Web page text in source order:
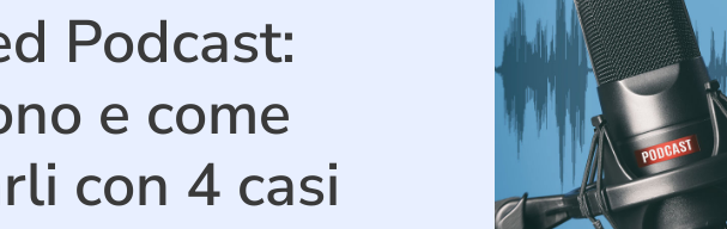
Podcast:
e come
con 4 casi